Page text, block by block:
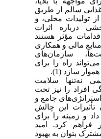
سالم از طریق
تولیدات محلی، و
درباره اثرات
مؤثر هستند
مالی و همکاری
سازمان‌های
راه را برای
سازد (1).
نه‌تنها سلامت
افراد را نیز تحت
استراتژی‌های جامع و
تأثیرات این چالش
و زمینه را برای
فراهم کرد. امید
بتوان به بهبود